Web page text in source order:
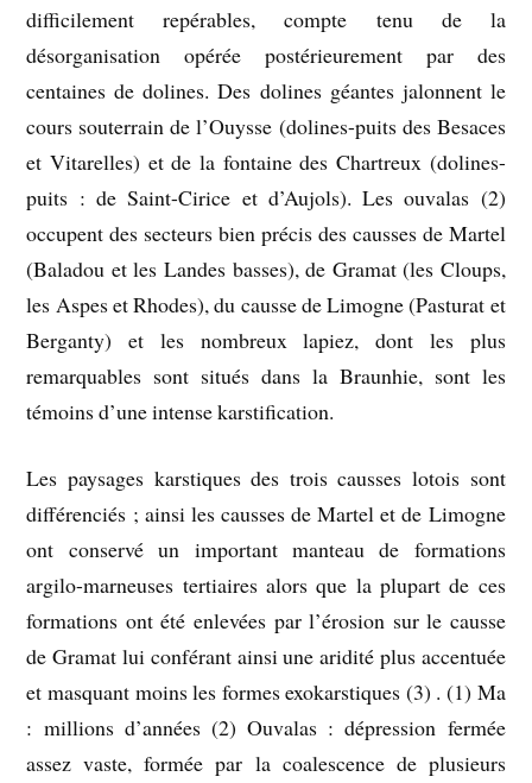
difficilement repérables, compte tenu de la
désorganisation opérée postérieurement par des
centaines de dolines. Des dolines géantes jalonnent le
cours souterrain de l’Ouysse (dolines-puits des Besaces
et Vitarelles) et de la fontaine des Chartreux (dolines-
puits : de Saint-Cirice et d’Aujols). Les ouvalas (2)
occupent des secteurs bien précis des causses de Martel
(Baladou et les Landes basses), de Gramat (les Cloups,
les Aspes et Rhodes), du causse de Limogne (Pasturat et
Berganty) et les nombreux lapiez, dont les plus
remarquables sont situés dans la Braunhie, sont les
témoins d’une intense karstification.
Les paysages karstiques des trois causses lotois sont
différenciés ; ainsi les causses de Martel et de Limogne
ont conservé un important manteau de formations
argilo-marneuses tertiaires alors que la plupart de ces
formations ont été enlevées par l’érosion sur le causse
de Gramat lui conférant ainsi une aridité plus accentuée
et masquant moins les formes exokarstiques (3) . (1) Ma
: millions d’années (2) Ouvalas : dépression fermée
assez vaste, formée par la coalescence de plusieurs